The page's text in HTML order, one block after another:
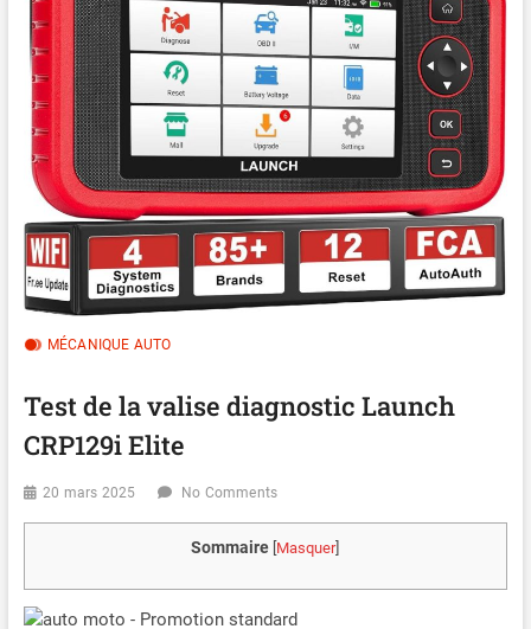
MÉCANIQUE AUTO
Test de la valise diagnostic Launch
CRP129i Elite
20 mars 2025 No Comments
Sommaire [Masquer]